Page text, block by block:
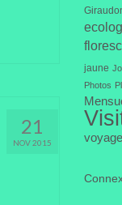
21
NOV 2015
jaune Jo
Photos
voyage